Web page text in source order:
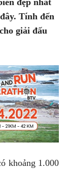
đẹp nhất
Tính đến
giải đấu
khoảng 1.000